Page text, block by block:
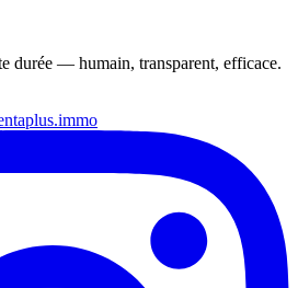
durée — humain, transparent, efficace.